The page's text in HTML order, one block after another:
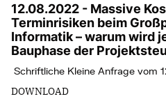
12.08.2022 - Massive
Terminrisiken beim
Informatik – warum wird
Bauphase der
Schriftliche Kleine Anfrage vom
DOWNLOAD